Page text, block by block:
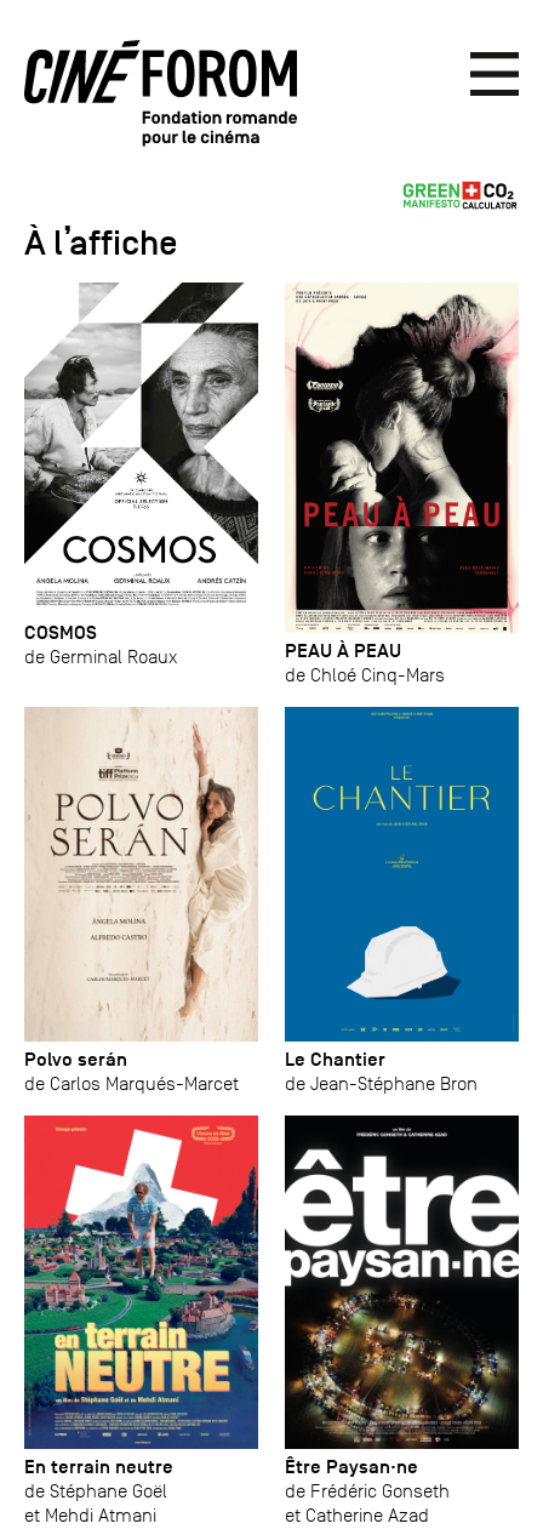
À l’affiche
COSMOS
de Germinal Roaux PEAU À PEAU
de Chloé Cinq-Mars
Polvo serán
de Carlos Marqués-Marcet
Le Chantier
de Jean-Stéphane Bron
En terrain neutre
de Stéphane Goël
et Mehdi Atmani
Être Paysan·ne
de Frédéric Gonseth
et Catherine Azad